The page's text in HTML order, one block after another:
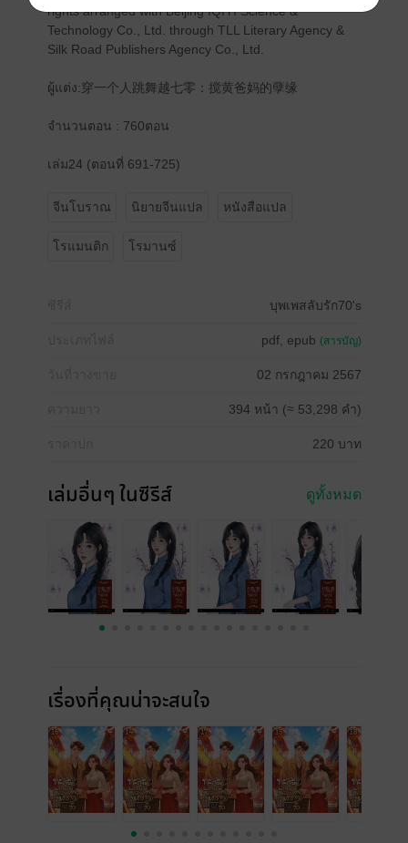
rights arranged with Beijing IQIYI Science &
Technology Co., Ltd. through TLL Literary Agency &
Silk Road Publishers Agency Co., Ltd.
ผู้แต่ง:穿一个人跳舞越七零：搅黄爸妈的孽缘
จำนวนตอน : 760ตอน
เล่ม24 (ตอนที่ 691-725)
จีนโบราณ นิยายจีนแปล หนังสือแปล
โรแมนติก โรมานซ์
บุพเพสลับรัก70's
pdf, epub (สารบัญ)
02 กรกฎาคม 2567
394 หน้า (≈ 53,298 คำ)
220 บาท
เล่มอื่นๆ ในซีรีส์ ดูทั้งหมด
เรื่องที่คุณน่าจะสนใจ